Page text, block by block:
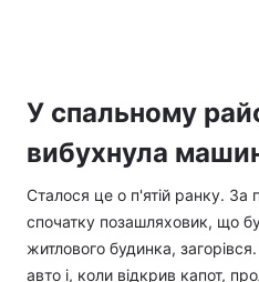
У спальному
вибухнула
Сталося це о п'ятій ранку. За
спочатку позашляховик, що
житлового будинка,
авто і, коли відкрив капот,